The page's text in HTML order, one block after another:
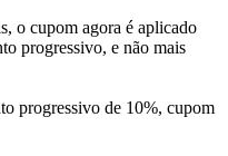
o cupom agora é aplicado
progressivo, e não mais
progressivo de 10%, cupom